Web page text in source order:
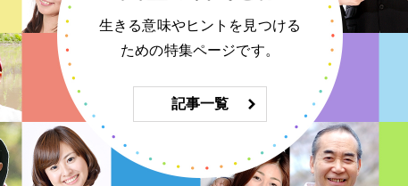
生きる意味やヒントを見つける
ための特集ページです。
記事一覧